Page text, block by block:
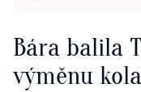
Bára balila
výměnu